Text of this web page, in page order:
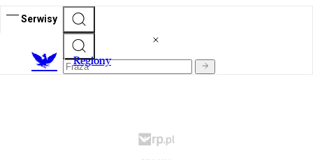
Serwisy
Regiony